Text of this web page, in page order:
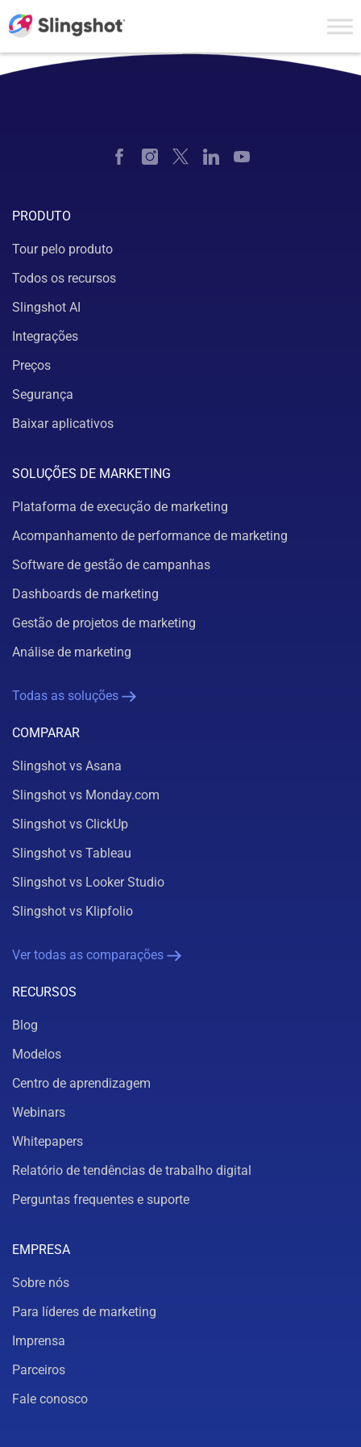
PRODUTO
Tour pelo produto
Todos os recursos
Slingshot AI
Integrações
Preços
Segurança
Baixar aplicativos
SOLUÇÕES DE MARKETING
Plataforma de execução de marketing
Acompanhamento de performance de marketing
Software de gestão de campanhas
Dashboards de marketing
Gestão de projetos de marketing
Análise de marketing
Todas as soluções
COMPARAR
Slingshot vs Asana
Slingshot vs Monday.com
Slingshot vs ClickUp
Slingshot vs Tableau
Slingshot vs Looker Studio
Slingshot vs Klipfolio
Ver todas as comparações
RECURSOS
Blog
Modelos
Centro de aprendizagem
Webinars
Whitepapers
Relatório de tendências de trabalho digital
Perguntas frequentes e suporte
EMPRESA
Sobre nós
Para líderes de marketing
Imprensa
Parceiros
Fale conosco